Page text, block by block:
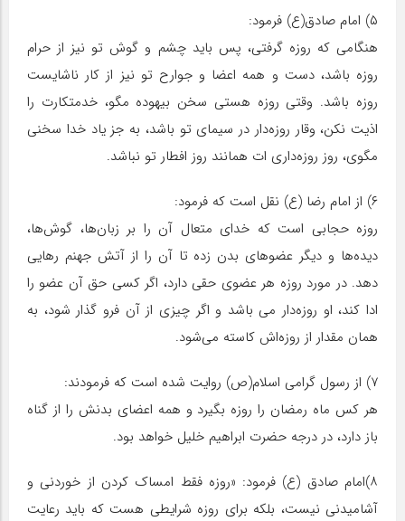
۵) امام صادق(ع) فرمود:
هنگامی که روزه گرفتی، پس باید چشم و گوش تو نیز از حرام
روزه باشد، دست و همه اعضا و جوارح تو نیز از کار ناشایست
روزه باشد. وقتی روزه هستی سخن بیهوده مگو، خدمتکارت را
اذیت نکن، وقار روزه‌دار در سیمای تو باشد، به جز یاد خدا سخنی
مگوی، روز روزه‌داری ات همانند روز افطار تو نباشد.
۶) از امام رضا (ع) نقل است که فرمود:
روزه حجابی است که خدای متعال آن را بر زبان‌ها، گوش‌ها،
دیده‌ها و دیگر عضوهای بدن زده تا آن را از آتش جهنم رهایی
دهد. در مورد روزه هر عضوی حقی دارد، اگر کسی حق آن عضو را
ادا کند، او روزه‌دار می باشد و اگر چیزی از آن فرو گذار شود، به
همان مقدار از روزه‌اش کاسته می‌شود.
۷) از رسول گرامی اسلام(ص) روایت شده است که فرمودند:
هر کس ماه رمضان را روزه بگیرد و همه اعضای بدنش را از گناه
باز دارد، در درجه حضرت ابراهیم خلیل خواهد بود.
۸)امام صادق (ع) فرمود: «روزه فقط امساک کردن از خوردنی و
آشامیدنی نیست، بلکه برای روزه شرایطی هست که باید رعایت